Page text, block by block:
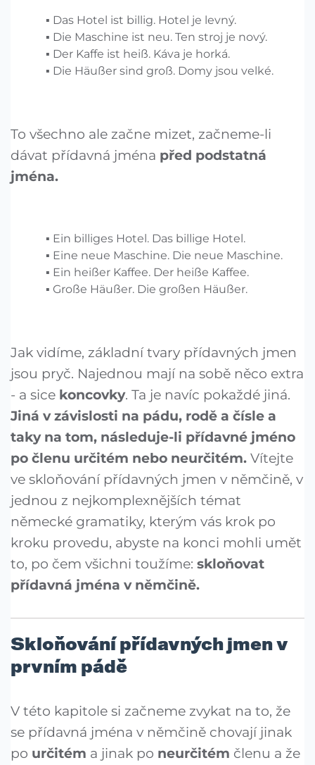
Das Hotel ist billig. Hotel je levný.
Die Maschine ist neu. Ten stroj je nový.
Der Kaffe ist heiß. Káva je horká.
Die Häußer sind groß. Domy jsou velké.
To všechno ale začne mizet, začneme-li
dávat přídavná jména před podstatná
jména.
Ein billiges Hotel. Das billige Hotel.
Eine neue Maschine. Die neue Maschine.
Ein heißer Kaffee. Der heiße Kaffee.
Große Häußer. Die großen Häußer.
Jak vidíme, základní tvary přídavných jmen
jsou pryč. Najednou mají na sobě něco extra
- a sice koncovky. Ta je navíc pokaždé jiná.
Jiná v závislosti na pádu, rodě a čísle a
taky na tom, následuje-li přídavné jméno
po členu určitém nebo neurčitém. Vítejte
ve skloňování přídavných jmen v němčině, v
jednou z nejkomplexnějších témat
německé gramatiky, kterým vás krok po
kroku provedu, abyste na konci mohli umět
to, po čem všichni toužíme: skloňovat
přídavná jména v němčině.
Skloňování přídavných jmen v
prvním pádě
V této kapitole si začneme zvykat na to, že
se přídavná jména v němčině chovají jinak
po určitém a jinak po neurčitém členu a že